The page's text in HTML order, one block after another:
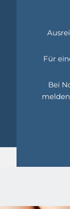
Für
Bei